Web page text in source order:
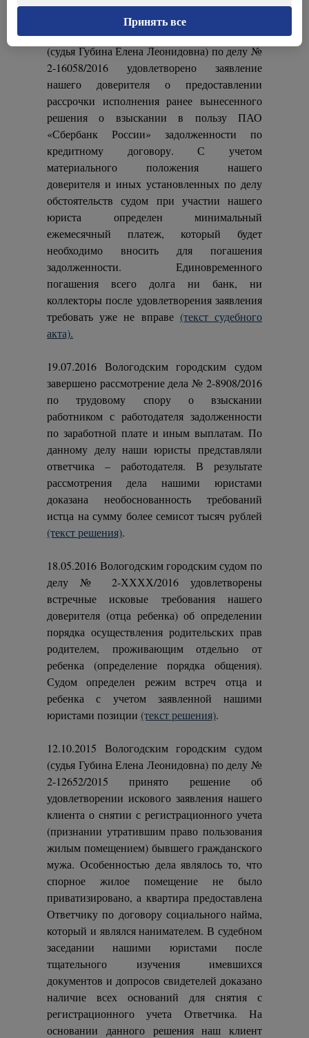
Принять все
06.02.2017 Вологодским городским судом
(судья Губина Елена Леонидовна) по делу №
2-16058/2016 удовлетворено заявление
нашего доверителя о предоставлении
рассрочки исполнения ранее вынесенного
решения о взыскании в пользу ПАО
«Сбербанк России» задолженности по
кредитному договору. С учетом
материального положения нашего
доверителя и иных установленных по делу
обстоятельств судом при участии нашего
юриста определен минимальный
ежемесячный платеж, который будет
необходимо вносить для погашения
задолженности. Единовременного
погашения всего долга ни банк, ни
коллекторы после удовлетворения заявления
требовать уже не вправе (текст судебного
акта).
19.07.2016 Вологодским городским судом
завершено рассмотрение дела № 2-8908/2016
по трудовому спору о взыскании
работником с работодателя задолженности
по заработной плате и иным выплатам. По
данному делу наши юристы представляли
ответчика – работодателя. В результате
рассмотрения дела нашими юристами
доказана необоснованность требований
истца на сумму более семисот тысяч рублей
(текст решения).
18.05.2016 Вологодским городским судом по
делу № 2-ХХХХ/2016 удовлетворены
встречные исковые требования нашего
доверителя (отца ребенка) об определении
порядка осуществления родительских прав
родителем, проживающим отдельно от
ребенка (определение порядка общения).
Судом определен режим встреч отца и
ребенка с учетом заявленной нашими
юристами позиции (текст решения).
12.10.2015 Вологодским городским судом
(судья Губина Елена Леонидовна) по делу №
2-12652/2015 принято решение об
удовлетворении искового заявления нашего
клиента о снятии с регистрационного учета
(признании утратившим право пользования
жилым помещением) бывшего гражданского
мужа. Особенностью дела являлось то, что
спорное жилое помещение не было
приватизировано, а квартира предоставлена
Ответчику по договору социального найма,
который и являлся нанимателем. В судебном
заседании нашими юристами после
тщательного изучения имевшихся
документов и допросов свидетелей доказано
наличие всех оснований для снятия с
регистрационного учета Ответчика. На
основании данного решения наш клиент